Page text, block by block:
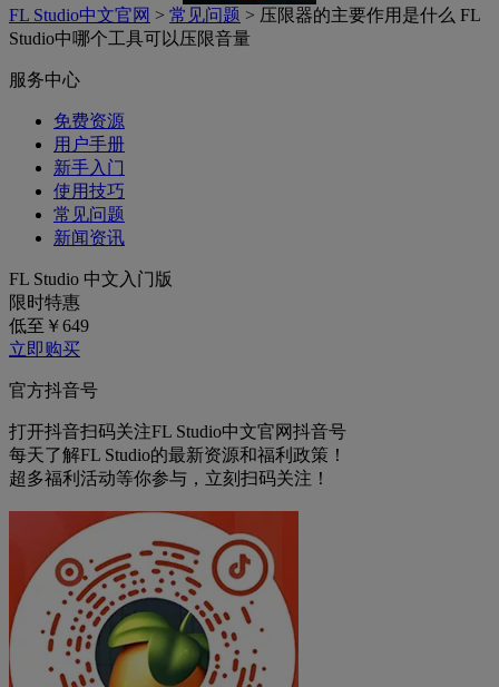
FL Studio中文官网 > 常见问题 > 压限器的主要作用是什么 FL
Studio中哪个工具可以压限音量
服务中心
免费资源
用户手册
新手入门
使用技巧
常见问题
新闻资讯
FL Studio 中文入门版
限时特惠
低至￥649
立即购买
官方抖音号
打开抖音扫码关注FL Studio中文官网抖音号
每天了解FL Studio的最新资源和福利政策！
超多福利活动等你参与，立刻扫码关注！